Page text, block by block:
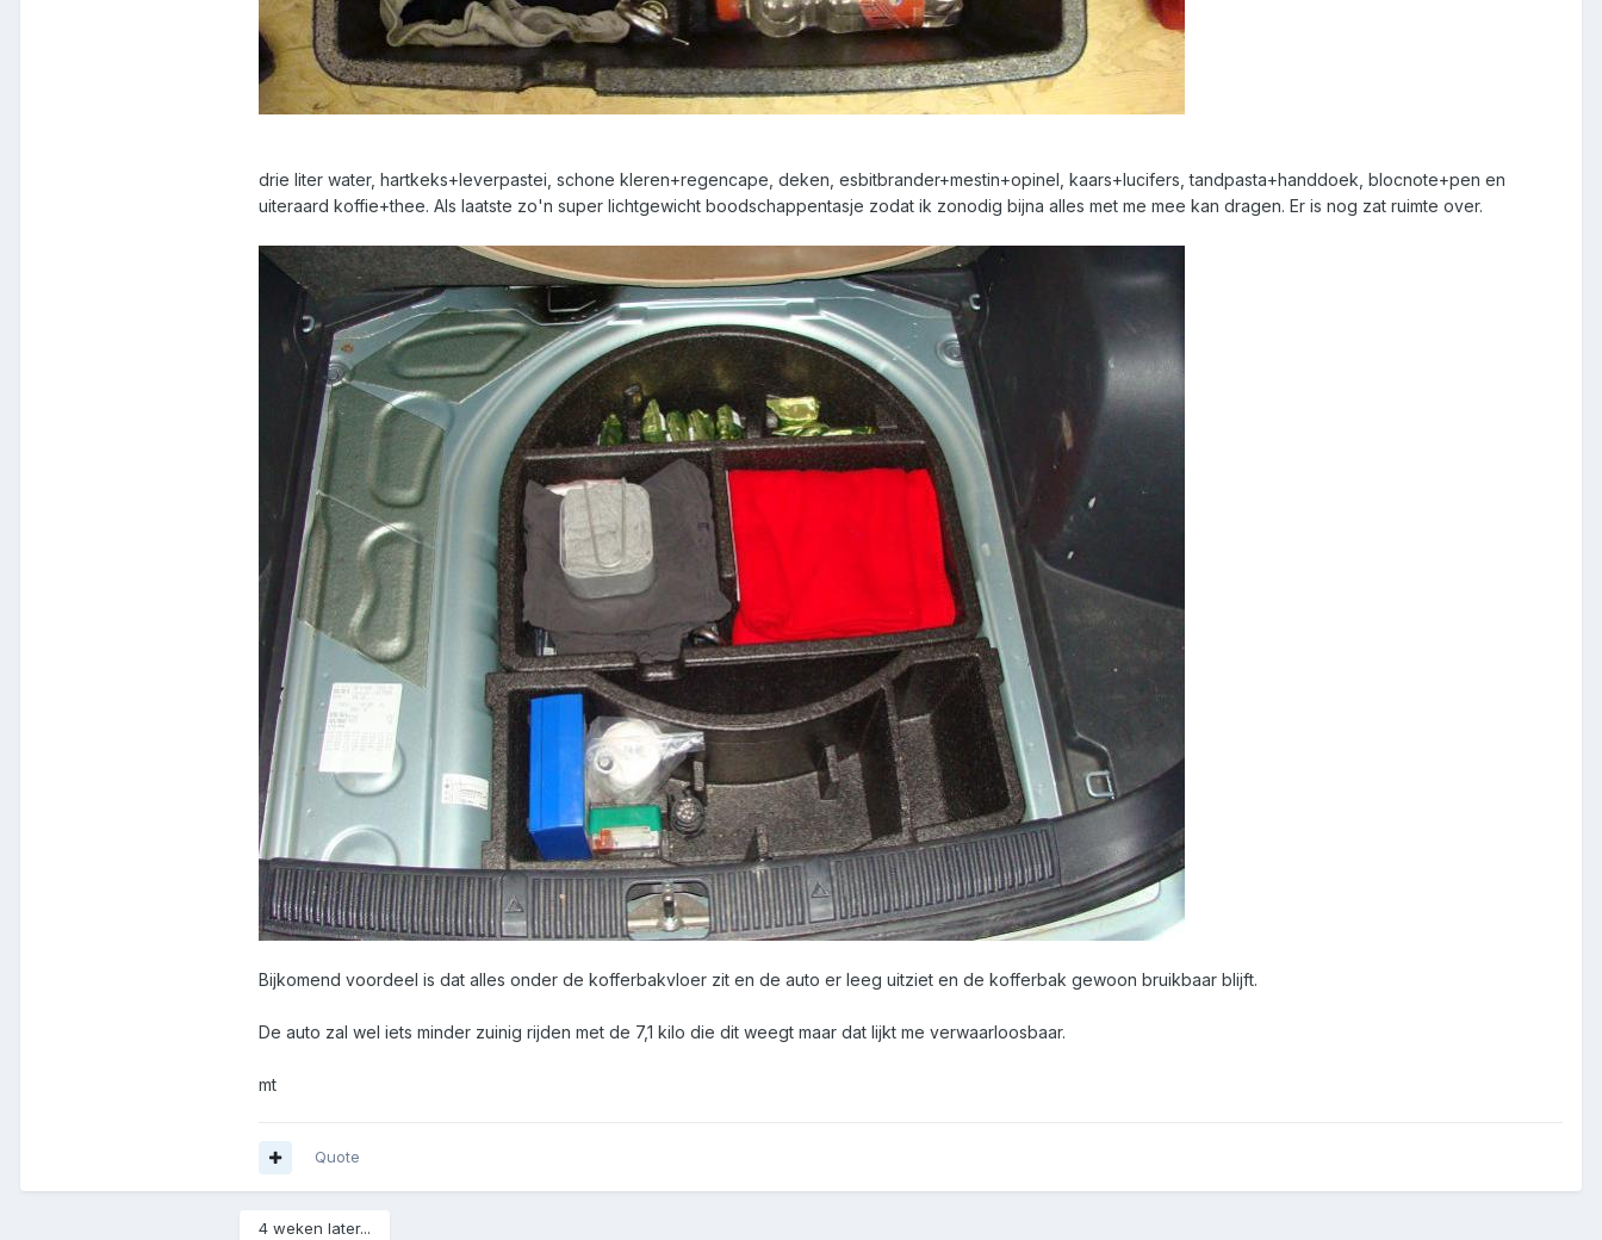
drie liter water, hartkeks+leverpastei, schone kleren+regencape, deken, esbitbrander+mestin+opinel, kaars+lucifers, tandpasta+handdoek, blocnote+pen en
uiteraard koffie+thee. Als laatste zo'n super lichtgewicht boodschappentasje zodat ik zonodig bijna alles met me mee kan dragen. Er is nog zat ruimte over.
Bijkomend voordeel is dat alles onder de kofferbakvloer zit en de auto er leeg uitziet en de kofferbak gewoon bruikbaar blijft.
De auto zal wel iets minder zuinig rijden met de 7,1 kilo die dit weegt maar dat lijkt me verwaarloosbaar.
mt
Quote
4 weken later...